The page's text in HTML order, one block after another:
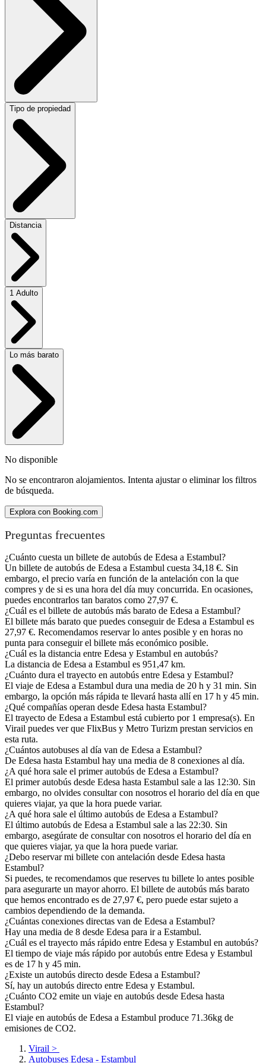
Tipo de propiedad
Distancia
1 Adulto
Lo más barato
No disponible
No se encontraron alojamientos. Intenta ajustar o eliminar los filtros
de búsqueda.
Explora con Booking.com
Preguntas frecuentes
¿Cuánto cuesta un billete de autobús de Edesa a Estambul?
Un billete de autobús de Edesa a Estambul cuesta 34,18 €. Sin
embargo, el precio varía en función de la antelación con la que
compres y de si es una hora del día muy concurrida. En ocasiones,
puedes encontrarlos tan baratos como 27,97 €.
¿Cuál es el billete de autobús más barato de Edesa a Estambul?
El billete más barato que puedes conseguir de Edesa a Estambul es
27,97 €. Recomendamos reservar lo antes posible y en horas no
punta para conseguir el billete más económico posible.
¿Cuál es la distancia entre Edesa y Estambul en autobús?
La distancia de Edesa a Estambul es 951,47 km.
¿Cuánto dura el trayecto en autobús entre Edesa y Estambul?
El viaje de Edesa a Estambul dura una media de 20 h y 31 min. Sin
embargo, la opción más rápida te llevará hasta allí en 17 h y 45 min.
¿Qué compañías operan desde Edesa hasta Estambul?
El trayecto de Edesa a Estambul está cubierto por 1 empresa(s). En
Virail puedes ver que FlixBus y Metro Turizm prestan servicios en
esta ruta.
¿Cuántos autobuses al día van de Edesa a Estambul?
De Edesa hasta Estambul hay una media de 8 conexiones al día.
¿A qué hora sale el primer autobús de Edesa a Estambul?
El primer autobús desde Edesa hasta Estambul sale a las 12:30. Sin
embargo, no olvides consultar con nosotros el horario del día en que
quieres viajar, ya que la hora puede variar.
¿A qué hora sale el último autobús de Edesa a Estambul?
El último autobús de Edesa a Estambul sale a las 22:30. Sin
embargo, asegúrate de consultar con nosotros el horario del día en
que quieres viajar, ya que la hora puede variar.
¿Debo reservar mi billete con antelación desde Edesa hasta
Estambul?
Si puedes, te recomendamos que reserves tu billete lo antes posible
para asegurarte un mayor ahorro. El billete de autobús más barato
que hemos encontrado es de 27,97 €, pero puede estar sujeto a
cambios dependiendo de la demanda.
¿Cuántas conexiones directas van de Edesa a Estambul?
Hay una media de 8 desde Edesa para ir a Estambul.
¿Cuál es el trayecto más rápido entre Edesa y Estambul en autobús?
El tiempo de viaje más rápido por autobús entre Edesa y Estambul
es de 17 h y 45 min.
¿Existe un autobús directo desde Edesa a Estambul?
Sí, hay un autobús directo entre Edesa y Estambul.
¿Cuánto CO2 emite un viaje en autobús desde Edesa hasta
Estambul?
El viaje en autobús de Edesa a Estambul produce 71.36kg de
emisiones de CO2.
Virail >
Autobuses Edesa - Estambul